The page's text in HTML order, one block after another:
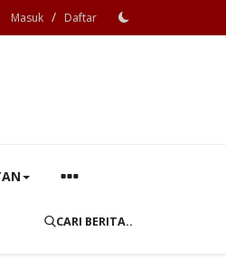
Masuk / Daftar
CARI BERITA..